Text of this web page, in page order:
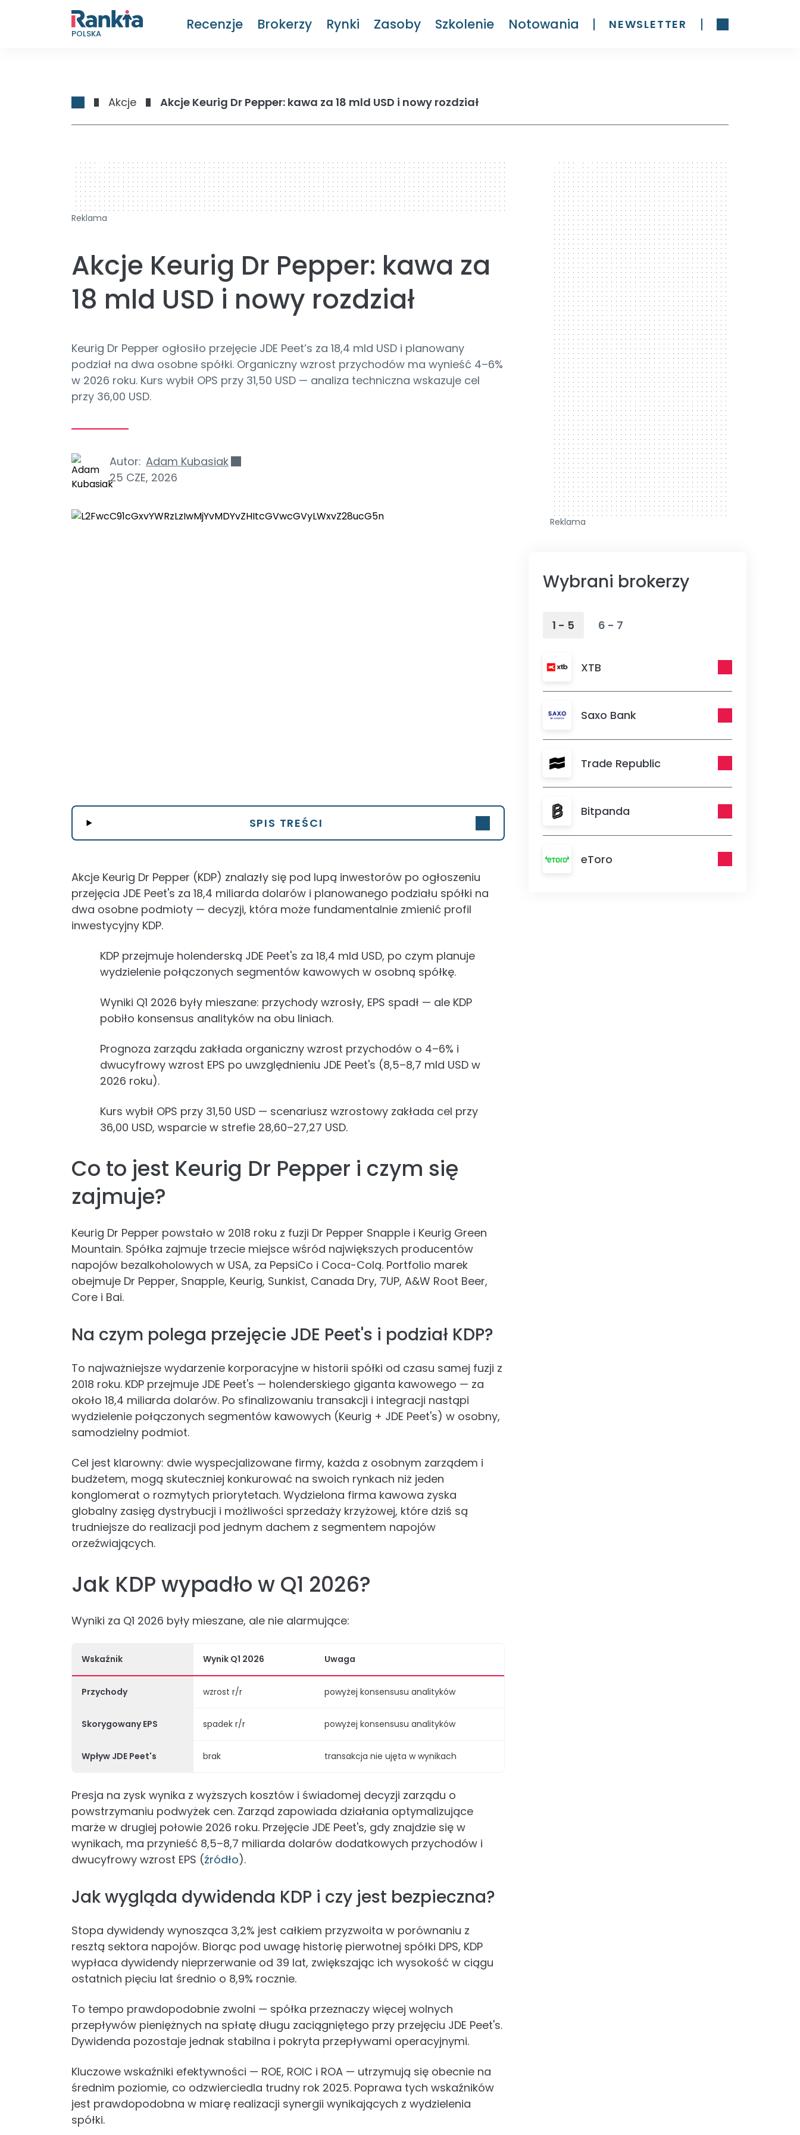
POLSKA
Recenzje Brokerzy Rynki Zasoby Szkolenie Notowania NEWSLETTER
Akcje Akcje Keurig Dr Pepper: kawa za 18 mld USD i nowy rozdział
728 x 90
Reklama
Akcje Keurig Dr Pepper: kawa za
18 mld USD i nowy rozdział
Keurig Dr Pepper ogłosiło przejęcie JDE Peet’s za 18,4 mld USD i planowany
podział na dwa osobne spółki. Organiczny wzrost przychodów ma wynieść 4–6%
w 2026 roku. Kurs wybił OPS przy 31,50 USD — analiza techniczna wskazuje cel
przy 36,00 USD.
Autor: Adam Kubasiak
25 CZE, 2026
SPIS TREŚCI
Akcje Keurig Dr Pepper (KDP) znalazły się pod lupą inwestorów po ogłoszeniu
przejęcia JDE Peet's za 18,4 miliarda dolarów i planowanego podziału spółki na
dwa osobne podmioty — decyzji, która może fundamentalnie zmienić profil
inwestycyjny KDP.
KDP przejmuje holenderską JDE Peet's za 18,4 mld USD, po czym planuje
wydzielenie połączonych segmentów kawowych w osobną spółkę.
Wyniki Q1 2026 były mieszane: przychody wzrosły, EPS spadł — ale KDP
pobiło konsensus analityków na obu liniach.
Prognoza zarządu zakłada organiczny wzrost przychodów o 4–6% i
dwucyfrowy wzrost EPS po uwzględnieniu JDE Peet's (8,5–8,7 mld USD w
2026 roku).
Kurs wybił OPS przy 31,50 USD — scenariusz wzrostowy zakłada cel przy
36,00 USD, wsparcie w strefie 28,60–27,27 USD.
Co to jest Keurig Dr Pepper i czym się
zajmuje?
Keurig Dr Pepper powstało w 2018 roku z fuzji Dr Pepper Snapple i Keurig Green
Mountain. Spółka zajmuje trzecie miejsce wśród największych producentów
napojów bezalkoholowych w USA, za PepsiCo i Coca-Colą. Portfolio marek
obejmuje Dr Pepper, Snapple, Keurig, Sunkist, Canada Dry, 7UP, A&W Root Beer,
Core i Bai.
Na czym polega przejęcie JDE Peet's i podział KDP?
To najważniejsze wydarzenie korporacyjne w historii spółki od czasu samej fuzji z
2018 roku. KDP przejmuje JDE Peet's — holenderskiego giganta kawowego — za
około 18,4 miliarda dolarów. Po sfinalizowaniu transakcji i integracji nastąpi
wydzielenie połączonych segmentów kawowych (Keurig + JDE Peet's) w osobny,
samodzielny podmiot.
Cel jest klarowny: dwie wyspecjalizowane firmy, każda z osobnym zarządem i
budżetem, mogą skuteczniej konkurować na swoich rynkach niż jeden
konglomerat o rozmytych priorytetach. Wydzielona firma kawowa zyska
globalny zasięg dystrybucji i możliwości sprzedaży krzyżowej, które dziś są
trudniejsze do realizacji pod jednym dachem z segmentem napojów
orzeźwiających.
Jak KDP wypadło w Q1 2026?
Wyniki za Q1 2026 były mieszane, ale nie alarmujące:
Wskaźnik Wynik Q1 2026 Uwaga
Przychody wzrost r/r powyżej konsensusu analityków
Skorygowany EPS spadek r/r powyżej konsensusu analityków
Wpływ JDE Peet's brak transakcja nie ujęta w wynikach
Presja na zysk wynika z wyższych kosztów i świadomej decyzji zarządu o
powstrzymaniu podwyżek cen. Zarząd zapowiada działania optymalizujące
marże w drugiej połowie 2026 roku. Przejęcie JDE Peet's, gdy znajdzie się w
wynikach, ma przynieść 8,5–8,7 miliarda dolarów dodatkowych przychodów i
dwucyfrowy wzrost EPS (źródło).
Jak wygląda dywidenda KDP i czy jest bezpieczna?
Stopa dywidendy wynosząca 3,2% jest całkiem przyzwoita w porównaniu z
resztą sektora napojów. Biorąc pod uwagę historię pierwotnej spółki DPS, KDP
wypłaca dywidendy nieprzerwanie od 39 lat, zwiększając ich wysokość w ciągu
ostatnich pięciu lat średnio o 8,9% rocznie.
To tempo prawdopodobnie zwolni — spółka przeznaczy więcej wolnych
przepływów pieniężnych na spłatę długu zaciągniętego przy przejęciu JDE Peet's.
Dywidenda pozostaje jednak stabilna i pokryta przepływami operacyjnymi.
Kluczowe wskaźniki efektywności — ROE, ROIC i ROA — utrzymują się obecnie na
średnim poziomie, co odzwierciedla trudny rok 2025. Poprawa tych wskaźników
jest prawdopodobna w miarę realizacji synergii wynikających z wydzielenia
spółki.
300 x 600
Reklama
Wybrani brokerzy
1 - 5 6 - 7
XTB
Saxo Bank
Trade Republic
Bitpanda
eToro